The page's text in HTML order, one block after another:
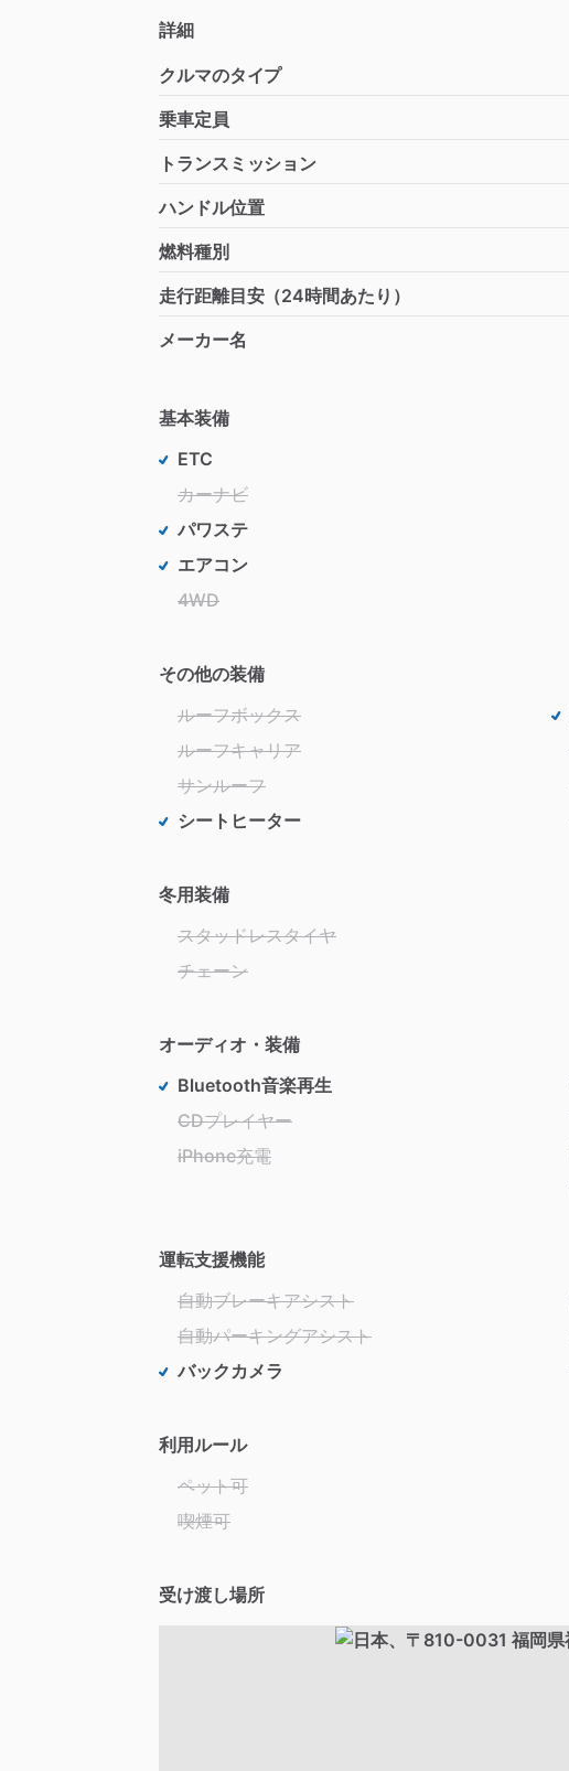
詳細
クルマのタイプ
乗車定員
トランスミッション
ハンドル位置
燃料種別
走行距離目安（24時間あたり）
メーカー名
基本装備
ETC
カーナビ
パワステ
エアコン
4WD
その他の装備
ルーフボックス
ルーフキャリア
サンルーフ
シートヒーター
冬用装備
スタッドレスタイヤ
チェーン
オーディオ・装備
Bluetooth音楽再生
CDプレイヤー
iPhone充電
運転支援機能
自動ブレーキアシスト
自動パーキングアシスト
バックカメラ
利用ルール
ペット可
喫煙可
受け渡し場所